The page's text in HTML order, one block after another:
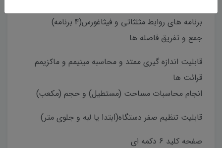
برنامه های روابط مثلثاتی و فیثاغورس(4 برنامه)
جمع و تفریق فاصله ها
قابلیت اندازه گیری ممتد و محاسبه مینیمم و ماکزیمم
قرائت ها
انجام محاسبات مساحت (مستطیل) و حجم (مکعب)
قابلیت تنظیم صفر دستگاه(ابتدا یا لبه و جلوی متر)
صفحه کلید 6 دکمه ای